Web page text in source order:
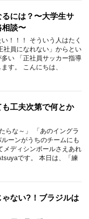
には？〜大学生サ
相談〜
！！！ そういう人はたく
社員になれない」からとい
い 「正社員サッカー指導
す。 こんにちは、
工夫次第で何とか
らな～」 「あのイングラ
ーンがうちのチームにも
メディシンボールさえあれ
です。 本日は、「練
ない?！ブラジルは